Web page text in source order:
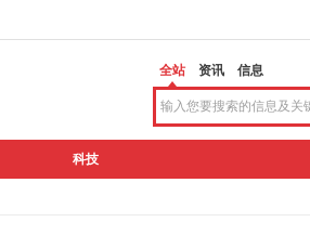
全站 资讯 信息
科技